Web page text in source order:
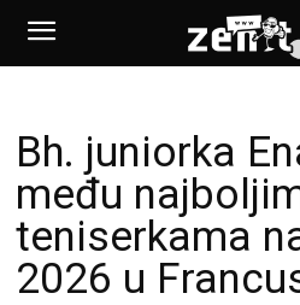
Bh. juniorka
među
teniserkama
2026 u